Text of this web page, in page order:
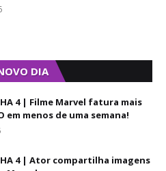
DIA
4 | Filme Marvel fatura mais
em menos de uma semana!
4 | Ator compartilha imagens